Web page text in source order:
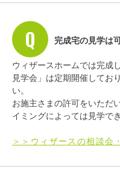
エ
完成宅の見学は
ウィザースホームでは完成
見学会」は定期開催してお
い。
お施主さまの許可をいただ
イミングによっては見学で
＞＞ウィザースの相談会